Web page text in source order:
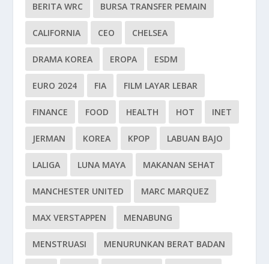
BERITA WRC BURSA TRANSFER PEMAIN
CALIFORNIA CEO CHELSEA
DRAMA KOREA EROPA ESDM
EURO 2024 FIA FILM LAYAR LEBAR
FINANCE FOOD HEALTH HOT INET
JERMAN KOREA KPOP LABUAN BAJO
LALIGA LUNA MAYA MAKANAN SEHAT
MANCHESTER UNITED MARC MARQUEZ
MAX VERSTAPPEN MENABUNG
MENSTRUASI MENURUNKAN BERAT BADAN